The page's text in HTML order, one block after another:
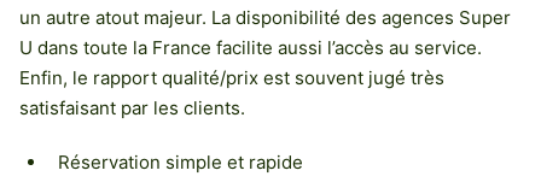
un autre atout majeur. La disponibilité des agences Super
U dans toute la France facilite aussi l’accès au service.
Enfin, le rapport qualité/prix est souvent jugé très
satisfaisant par les clients.
Réservation simple et rapide